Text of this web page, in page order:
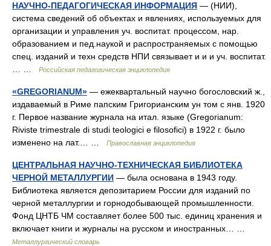
НАУЧНО-ПЕДАГОГИЧЕСКАЯ ИНФОРМАЦИЯ — (НИИ),
система сведений об объектах и явлениях, используемых для
организации и управления уч. воспитат. процессом, нар.
образованием и пед.наукой и распространяемых с помощью
спец. изданий и техн средств НПИ связывает и и и уч. воспитат.
Российская педагогическая энциклопедия
«GREGORIANUM» — ежеквартальный научно богословский ж.,
издаваемый в Риме папским Григорианским ун том с янв. 1920
г. Первое название журнала на итал. языке (Gregorianum:
Riviste trimestrale di studi teologici e filosofici) в 1922 г. было
изменено на лат.… …
Православная энциклопедия
ЦЕНТРАЛЬНАЯ НАУЧНО-ТЕХНИЧЕСКАЯ БИБЛИОТЕКА
ЧЕРНОЙ МЕТАЛЛУРГИИ — была основана в 1943 году.
Библиотека является депозитарием России для изданий по
черной металлургии и горнодобывающей промышленности.
Фонд ЦНТБ ЧМ составляет более 500 тыс. единиц хранения и
включает книги и журналы на русском и иностранных… …
Металлургический словарь